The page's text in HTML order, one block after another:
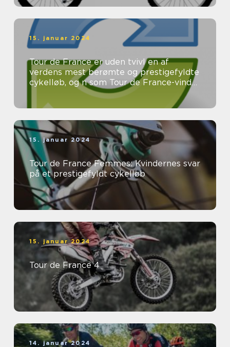
15. januar 2024
Tour de France er uden tvivl en af
verdens mest berømte og prestigefyldte
cykelløb, og n som Tour de France-vinder
er eftertragtet og æret af ryttere ...
15. januar 2024
Tour de France Femmes: Kvindernes svar
på et prestigefyldt cykelløb
15. januar 2024
Tour de France 4
14. januar 2024